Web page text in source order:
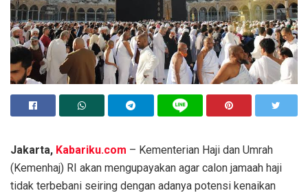
Jakarta, Kabariku.com – Kementerian Haji dan Umrah
(Kemenhaj) RI akan mengupayakan agar calon jamaah haji
tidak terbebani seiring dengan adanya potensi kenaikan